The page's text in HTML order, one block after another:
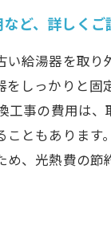
ど、詳しくご
給湯器を取
しっかりと
工事の費用は
こともありま
め、光熱費の